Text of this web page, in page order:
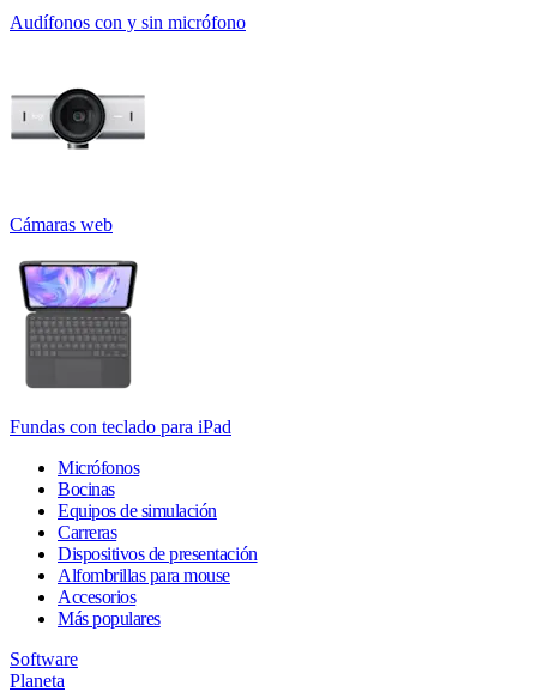
Audífonos con y sin micrófono
Cámaras web
Fundas con teclado para iPad
Micrófonos
Bocinas
Equipos de simulación
Carreras
Dispositivos de presentación
Alfombrillas para mouse
Accesorios
Más populares
Software
Planeta